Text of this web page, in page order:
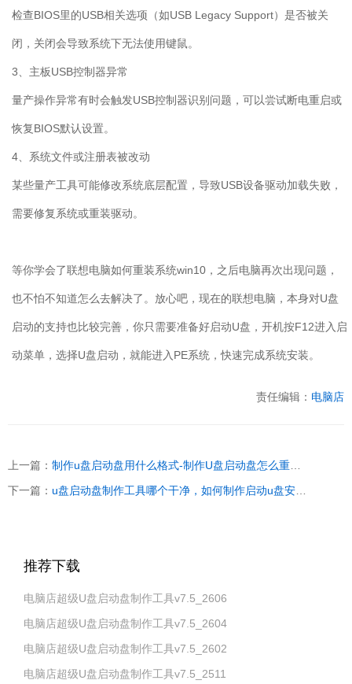
检查BIOS里的USB相关选项（如USB Legacy Support）是否被关
闭，关闭会导致系统下无法使用键鼠。
3 、主板USB控制器异常
量产操作异常有时会触发USB控制器识别问题，可以尝试断电重启或
恢复BIOS默认设置。
4 、系统文件或注册表被改动
某些量产工具可能修改系统底层配置，导致USB设备驱动加载失败，
需要修复系统或重装驱动。
等你学会了联想电脑如何重装系统win10 ，之后电脑再次出现问题，
也不怕不知道怎么去解决了。放心吧，现在的联想电脑，本身对U盘
启动的支持也比较完善，你只需要准备好启动U盘，开机按F12进入启
动菜单，选择U盘启动，就能进入 PE系统，快速完成系统安装。
责任编辑： 电脑店
上一篇： 制作u盘启动盘用什么格式-制作U盘启动盘怎么重装系统
下一篇： u盘启动盘制作工具哪个干净，如何制作启动u盘安装系统
推荐下载
电脑店超级U盘启动盘制作工具v7.5_2606
电脑店超级U盘启动盘制作工具v7.5_2604
电脑店超级U盘启动盘制作工具v7.5_2602
电脑店超级U盘启动盘制作工具v7.5_2511